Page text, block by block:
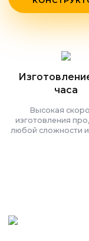
часа
Высокая
изготовления
любой сложности